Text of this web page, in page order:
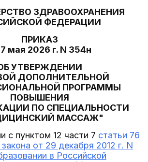
ЗДРАВООХРАНЕНИЯ
ФЕДЕРАЦИИ
ПРИКАЗ
мая 2026 г. N 354н
УТВЕРЖДЕНИИ
ДОПОЛНИТЕЛЬНОЙ
ПРОГРАММЫ
ПОВЫШЕНИЯ
ПО СПЕЦИАЛЬНОСТИ
МАССАЖ"
с пунктом 12 части 7 статьи 76
от 29 декабря 2012 г. N
в Российской